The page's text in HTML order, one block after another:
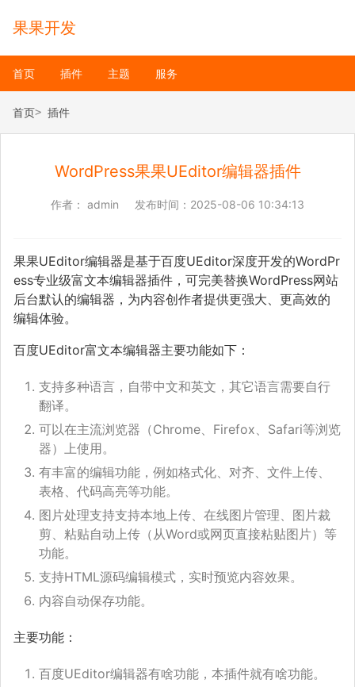
果果开发
首页 插件 主题 服务
首页 插件
WordPress果果UEditor编辑器插件
作者： admin 发布时间： 2025-08-06 10:34:13
果果UEditor编辑器是基于百度UEditor深度开发的WordPr
ess专业级富文本编辑器插件，可完美替换WordPress网站
后台默认的编辑器，为内容创作者提供更强大、更高效的
编辑体验。
百度UEditor富文本编辑器主要功能如下：
支持多种语言，自带中文和英文，其它语言需要自行
翻译。
可以在主流浏览器（Chrome、Firefox、Safari等浏览
器）上使用。
有丰富的编辑功能，例如格式化、对齐、文件上传、
表格、代码高亮等功能。
图片处理支持支持本地上传、在线图片管理、图片裁
剪、粘贴自动上传（从Word或网页直接粘贴图片）等
功能。
支持HTML源码编辑模式，实时预览内容效果。
内容自动保存功能。
主要功能：
百度UEditor编辑器有啥功能，本插件就有啥功能。